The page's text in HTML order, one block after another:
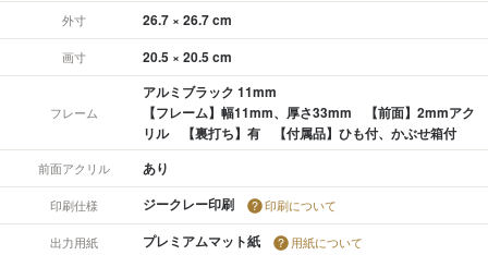
外寸 26.7 × 26.7 cm
画寸 20.5 × 20.5 cm
フレーム
アルミブラック 11mm
【フレーム】幅11mm、厚さ33mm 【前面】2mmアク
リル 【裏打ち】有 【付属品】ひも付、かぶせ箱付
前面アクリル あり
印刷仕様 ジークレー印刷 印刷について
出力用紙 プレミアムマット紙 用紙について